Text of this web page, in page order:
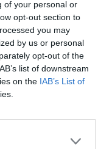
of your personal or
opt-out section to
you may
by us or personal
opt-out of the
list of downstream
on the IAB’s List of
automobilis
Žinios